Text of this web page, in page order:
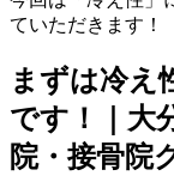
ていただきます！
まずは冷え
です！｜大
院・接骨院